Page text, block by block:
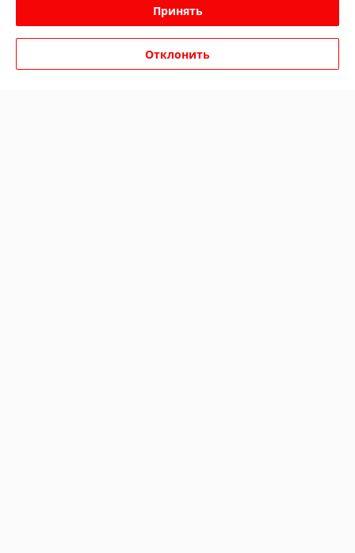
Быстро подтвердили заказ и наличие товара, удобное расположение
пункта самовывоза
Буду рекомендовать друзьям!
Сделка подтверждена через корзину
Принять
Отклонить